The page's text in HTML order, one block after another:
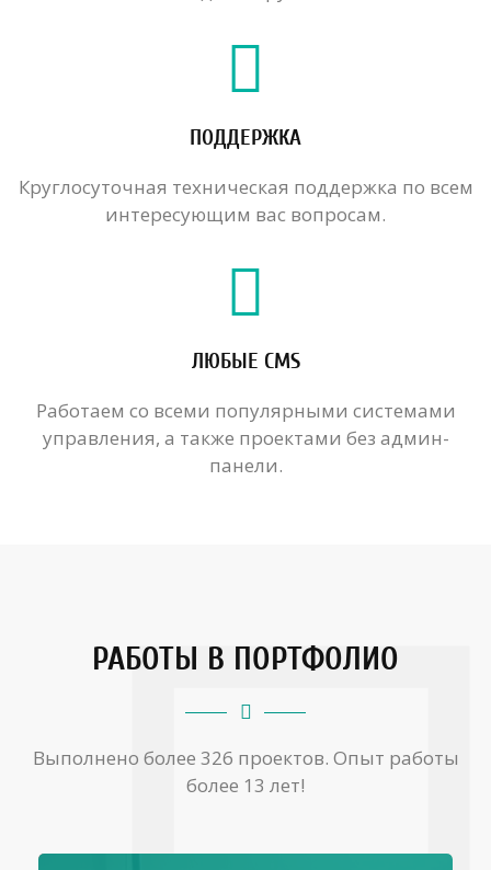
ПОДДЕРЖКА
Круглосуточная техническая поддержка по всем
интересующим вас вопросам.
ЛЮБЫЕ CMS
Работаем со всеми популярными системами
управления, а также проектами без админ-
панели.
РАБОТЫ В ПОРТФОЛИО
Выполнено более 326 проектов. Опыт работы
более 13 лет!